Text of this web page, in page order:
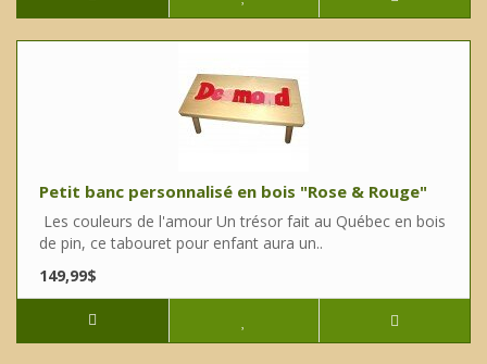
Petit banc personnalisé en bois "Rose & Rouge"
Les couleurs de l'amour Un trésor fait au Québec en bois
de pin, ce tabouret pour enfant aura un..
149,99$